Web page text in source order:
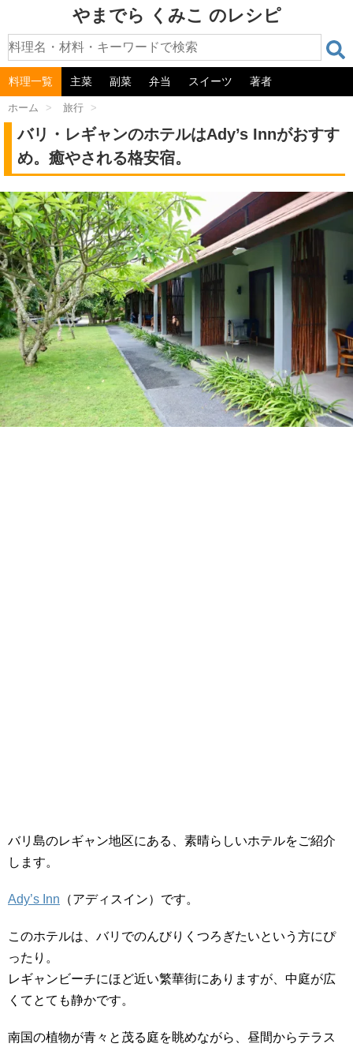
やまでら くみこ のレシピ
料理一覧 主菜 副菜 弁当 スイーツ 著者
ホーム > 旅行 >
バリ・レギャンのホテルはAdy’s Innがおすす
め。癒やされる格安宿。
バリ島のレギャン地区にある、素晴らしいホテルをご紹介
します。
Ady’s Inn （アディスイン）です。
このホテルは、バリでのんびりくつろぎたいという方にぴ
ったり。
レギャンビーチにほど近い繁華街にありますが、中庭が広
くてとても静かです。
南国の植物が青々と茂る庭を眺めながら、昼間からテラス